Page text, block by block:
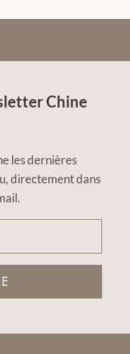
Chine
les dernières
directement dans